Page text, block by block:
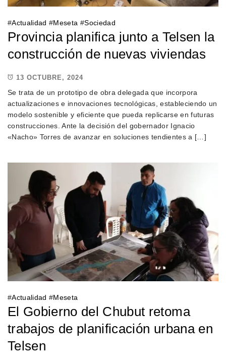
#Actualidad #Meseta #Sociedad
Provincia planifica junto a Telsen la
construcción de nuevas viviendas
13 OCTUBRE, 2024
Se trata de un prototipo de obra delegada que incorpora
actualizaciones e innovaciones tecnológicas, estableciendo un
modelo sostenible y eficiente que pueda replicarse en futuras
construcciones. Ante la decisión del gobernador Ignacio
«Nacho» Torres de avanzar en soluciones tendientes a […]
#Actualidad #Meseta
El Gobierno del Chubut retoma
trabajos de planificación urbana en
Telsen